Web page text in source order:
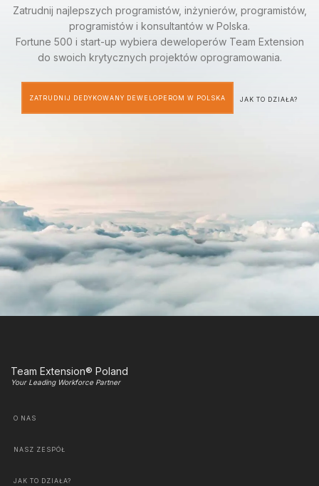
Zatrudnij najlepszych programistów, inżynierów, programistów,
programistów i konsultantów w Polska.
Fortune 500 i start-up wybiera deweloperów Team Extension
do swoich krytycznych projektów oprogramowania.
ZATRUDNIJ DEDYKOWANY DEWELOPEROM W POLSKA JAK TO DZIAŁA?
Team Extension® Poland
Your Leading Workforce Partner
O NAS
NASZ ZESPÓŁ
JAK TO DZIAŁA?